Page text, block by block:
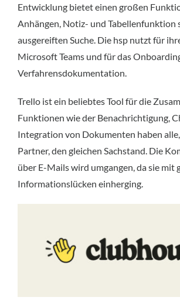
Entwicklung bietet einen großen
Anhängen, Notiz- und Tabellenfunktion
ausgereiften Suche. Die hsp nutzt für
Microsoft Teams und für das
Verfahrensdokumentation.
Trello ist ein beliebtes Tool für die
Funktionen wie der Benachrichtigung,
Integration von Dokumenten haben
Partner, den gleichen Sachstand. Die
über E-Mails wird umgangen, da sie mit
Informationslücken einherging.